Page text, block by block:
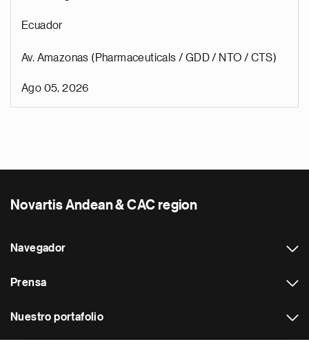
Ecuador
Av. Amazonas (Pharmaceuticals / GDD / NTO / CTS)
Ago 05, 2026
Novartis Andean & CAC region
Navegador
Prensa
Nuestro portafolio